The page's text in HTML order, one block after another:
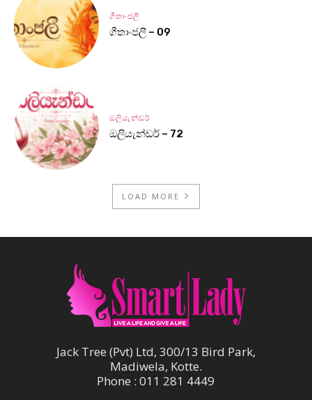
ගීතාංජලී
ගීතාංජලී – 09
ඔලියැන්ඩර්
ඔලියැන්ඩර් – 72
LOAD MORE
Jack Tree (Pvt) Ltd, 300/13 Bird Park,
Madiwela, Kotte.
Phone : 011 281 4449